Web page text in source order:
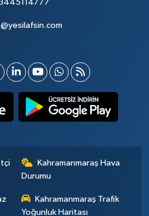
Kahramanmaraş Hava
Durumu
Kahramanmaraş Trafik
Yoğunluk Haritası